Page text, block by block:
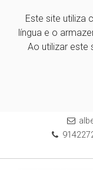
Este site utiliza
língua e o
Ao utilizar este